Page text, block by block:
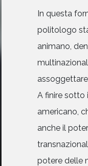
In questa
politologo
animano,
A finire sotto
americano,
anche il
potere delle